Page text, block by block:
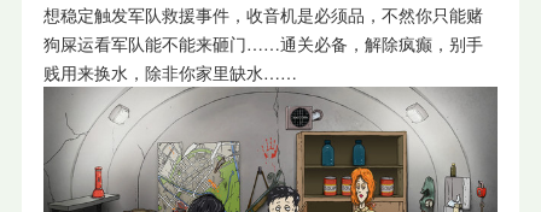
想稳定触发军队救援事件，收音机是必须品，不然你只能赌
狗屎运看军队能不能来砸门……通关必备，解除疯癫，别手
贱用来换水，除非你家里缺水……